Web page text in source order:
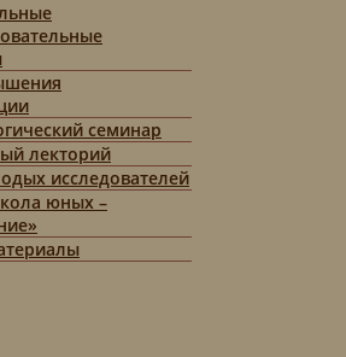
семинар
лекторий
исследователей
юных –